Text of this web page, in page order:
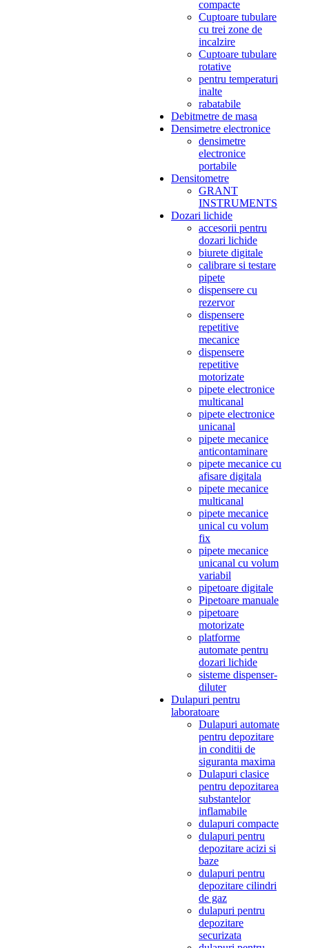
compacte
Cuptoare tubulare
cu trei zone de
incalzire
Cuptoare tubulare
rotative
pentru temperaturi
inalte
rabatabile
Debitmetre de masa
Densimetre electronice
densimetre
electronice
portabile
Densitometre
GRANT
INSTRUMENTS
Dozari lichide
accesorii pentru
dozari lichide
biurete digitale
calibrare si testare
pipete
dispensere cu
rezervor
dispensere
repetitive
mecanice
dispensere
repetitive
motorizate
pipete electronice
multicanal
pipete electronice
unicanal
pipete mecanice
anticontaminare
pipete mecanice cu
afisare digitala
pipete mecanice
multicanal
pipete mecanice
unical cu volum
fix
pipete mecanice
unicanal cu volum
variabil
pipetoare digitale
Pipetoare manuale
pipetoare
motorizate
platforme
automate pentru
dozari lichide
sisteme dispenser-
diluter
Dulapuri pentru
laboratoare
Dulapuri automate
pentru depozitare
in conditii de
siguranta maxima
Dulapuri clasice
pentru depozitarea
substantelor
inflamabile
dulapuri compacte
dulapuri pentru
depozitare acizi si
baze
dulapuri pentru
depozitare cilindri
de gaz
dulapuri pentru
depozitare
securizata